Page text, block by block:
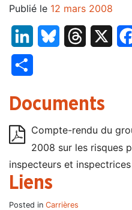
Publié le 12 mars 2008
LinkedInBluesky Threads
Documents
Compte-rendu du
2008 sur les risques
inspecteurs et
Liens
Posted in Carrières